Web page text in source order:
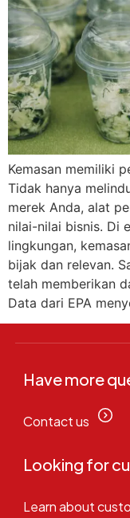
Kemasan memiliki
Tidak hanya
merek Anda, alat
nilai-nilai bisnis. Di
lingkungan,
bijak dan relevan.
telah memberikan
Data dari EPA
Have more
Contact us
Looking for
Learn about